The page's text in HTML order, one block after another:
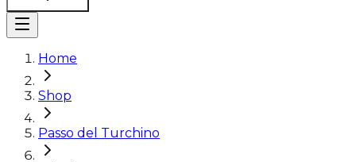
Home
Shop
Passo del Turchino